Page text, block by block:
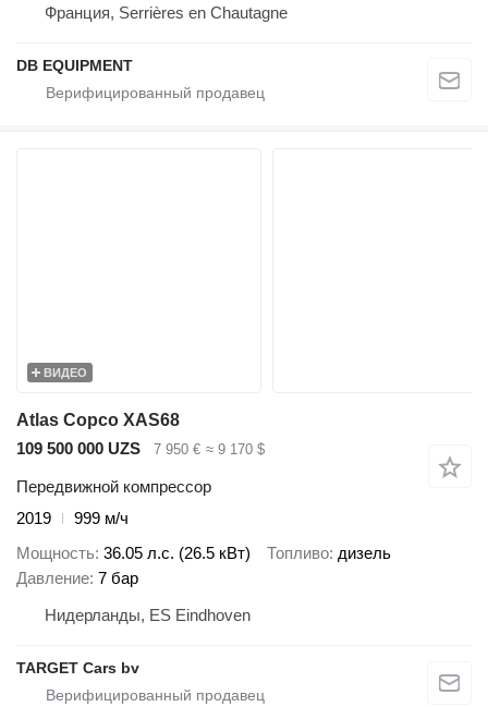
Франция, Serrières en Chautagne
DB EQUIPMENT
ВИДЕО
Atlas Copco XAS68
109 500 000 UZS
7 950 € ≈ 9 170 $
Передвижной компрессор
2019
999 м/ч
Мощность 36.05 л.с. (26.5 кВт) Топливо дизель
Давление 7 бар
Нидерланды, ES Eindhoven
TARGET Cars bv